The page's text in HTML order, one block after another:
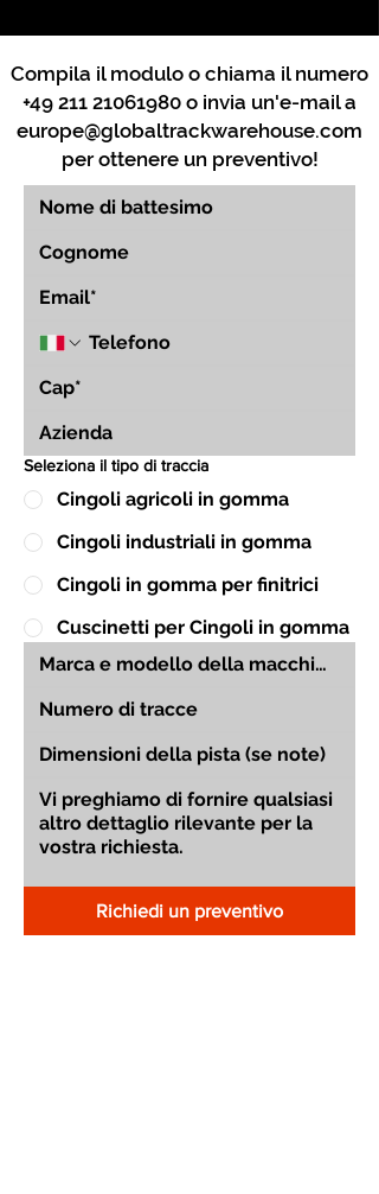
Compila il modulo o chiama il numero
+49 211 21061980 o invia un'e-mail a
europe@globaltrackwarehouse.com
per ottenere un preventivo!
Seleziona il tipo di traccia
Cingoli agricoli in gomma
Cingoli industriali in gomma
Cingoli in gomma per finitrici
Cuscinetti per Cingoli in gomma
Richiedi un preventivo